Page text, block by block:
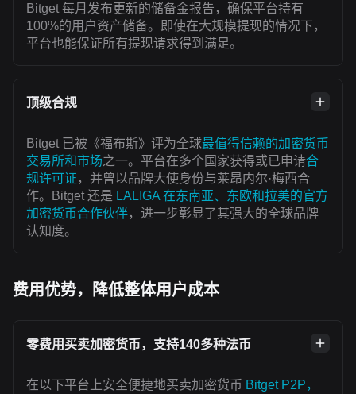
Bitget 每月发布更新的储备金报告，确保平台持有
100%的用户资产储备。即使在大规模提现的情况下，
平台也能保证所有提现请求得到满足。
顶级合规
Bitget 已被《福布斯》评为全球最值得信赖的加密货币
交易所和市场之一。平台在多个国家获得或已申请合
规许可证 ，并曾以品牌大使身份与莱昂内尔·梅西合
作。Bitget 还是 LALIGA 在东南亚、东欧和拉美的官方
加密货币合作伙伴，进一步彰显了其强大的全球品牌
认知度。
费用优势，降低整体用户成本
零费用买卖加密货币，支持140多种法币
在以下平台上安全便捷地买卖加密货币 Bitget P2P，